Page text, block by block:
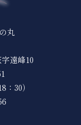
丸
遠峰10
：30）